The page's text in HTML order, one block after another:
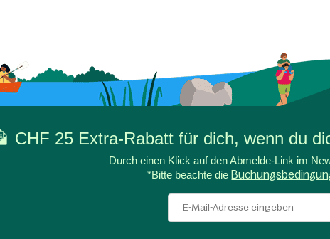
CHF 25 Extra-Rabatt für dich, wenn du
Durch einen Klick auf den Abmelde-Link im
*Bitte beachte die